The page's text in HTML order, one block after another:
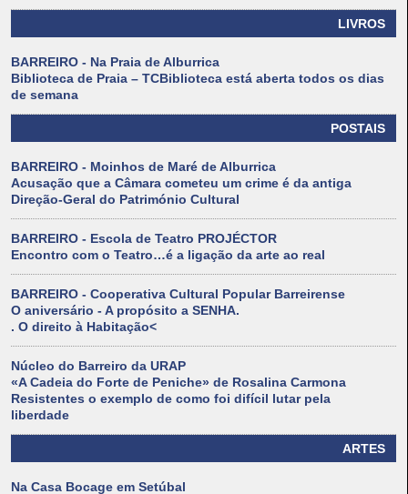
LIVROS
BARREIRO - Na Praia de Alburrica
Biblioteca de Praia – TCBiblioteca está aberta todos os dias
de semana
POSTAIS
BARREIRO - Moinhos de Maré de Alburrica
Acusação que a Câmara cometeu um crime é da antiga
Direção-Geral do Património Cultural
BARREIRO - Escola de Teatro PROJÉCTOR
Encontro com o Teatro…é a ligação da arte ao real
BARREIRO - Cooperativa Cultural Popular Barreirense
O aniversário - A propósito a SENHA.
. O direito à Habitação<
Núcleo do Barreiro da URAP
«A Cadeia do Forte de Peniche» de Rosalina Carmona
Resistentes o exemplo de como foi difícil lutar pela
liberdade
ARTES
Na Casa Bocage em Setúbal